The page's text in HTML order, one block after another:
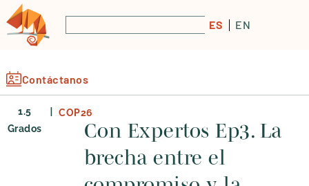
ES EN
Contáctanos
1.5
Grados
| COP26
Con Expertos Ep3. La
brecha entre el